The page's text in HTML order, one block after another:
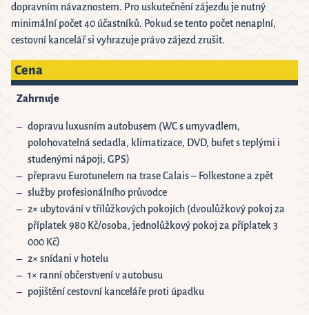
dopravním návaznostem. Pro uskutečnění zájezdu je nutný
minimální počet 40 účastníků. Pokud se tento počet nenaplní,
cestovní kancelář si vyhrazuje právo zájezd zrušit.
Cena
Zahrnuje
dopravu luxusním autobusem (WC s umyvadlem,
polohovatelná sedadla, klimatizace, DVD, bufet s teplými i
studenými nápoji, GPS)
přepravu Eurotunelem na trase Calais – Folkestone a zpět
služby profesionálního průvodce
2× ubytování v třílůžkových pokojích (dvoulůžkový pokoj za
příplatek 980 Kč/osoba, jednolůžkový pokoj za příplatek 3
000 Kč)
2× snídani v hotelu
1× ranní občerstvení v autobusu
pojištění cestovní kanceláře proti úpadku